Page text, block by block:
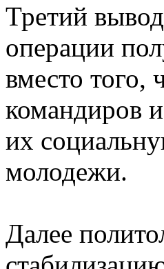
Третий вывод
операции
вместо того,
командиров
их
молодежи.
Далее